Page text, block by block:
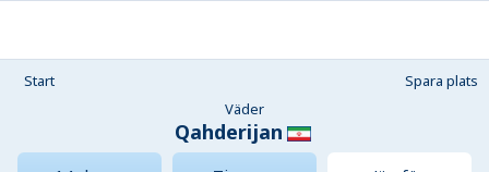
Start
Spara plats
Väder
Qahderijan